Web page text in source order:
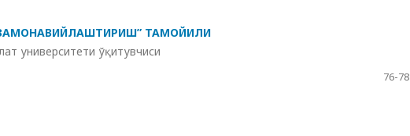
ТАМОЙИЛИ
университети ўқитувчиси
76-78